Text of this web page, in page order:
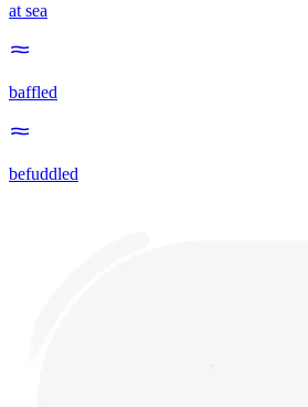
at sea
baffled
befuddled